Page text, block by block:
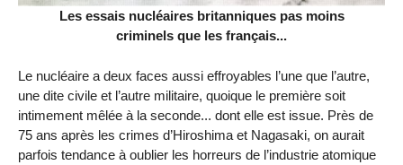
Les essais nucléaires britanniques pas moins
criminels que les français...
Le nucléaire a deux faces aussi effroyables l’une que l’autre,
une dite civile et l’autre militaire, quoique le première soit
intimement mêlée à la seconde... dont elle est issue. Près de
75 ans après les crimes d’Hiroshima et Nagasaki, on aurait
parfois tendance à oublier les horreurs de l’industrie atomique